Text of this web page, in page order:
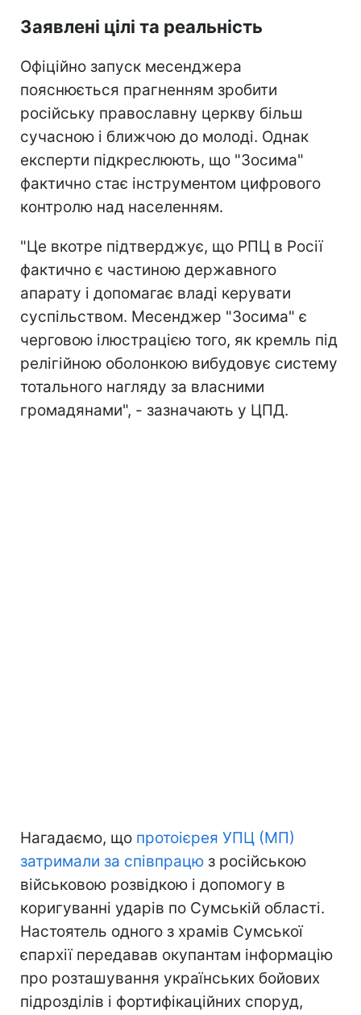
Заявлені цілі та реальність
Офіційно запуск месенджера
пояснюється прагненням зробити
російську православну церкву більш
сучасною і ближчою до молоді. Однак
експерти підкреслюють, що "Зосима"
фактично стає інструментом цифрового
контролю над населенням.
"Це вкотре підтверджує, що РПЦ в Росії
фактично є частиною державного
апарату і допомагає владі керувати
суспільством. Месенджер "Зосима" є
черговою ілюстрацією того, як кремль під
релігійною оболонкою вибудовує систему
тотального нагляду за власними
громадянами", - зазначають у ЦПД.
Нагадаємо, що протоієрея УПЦ (МП)
затримали за співпрацю з російською
військовою розвідкою і допомогу в
коригуванні ударів по Сумській області.
Настоятель одного з храмів Сумської
єпархії передавав окупантам інформацію
про розташування українських бойових
підрозділів і фортифікаційних споруд,